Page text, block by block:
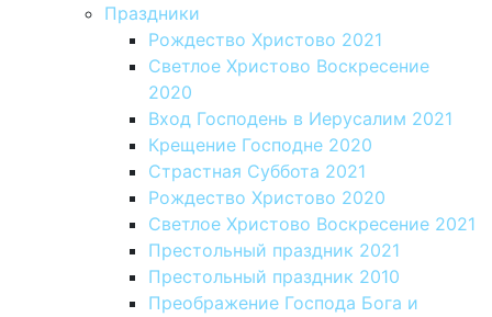
Праздники
Рождество Христово 2021
Светлое Христово Воскресение
2020
Вход Господень в Иерусалим 2021
Крещение Господне 2020
Страстная Суббота 2021
Рождество Христово 2020
Светлое Христово Воскресение 2021
Престольный праздник 2021
Престольный праздник 2010
Преображение Господа Бога и